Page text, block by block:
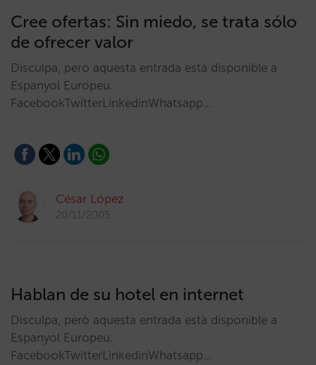
Cree ofertas: Sin miedo, se trata sólo
de ofrecer valor
Disculpa, però aquesta entrada està disponible a
Espanyol Europeu.
FacebookTwitterLinkedinWhatsapp…
César López
20/11/2005
Hablan de su hotel en internet
Disculpa, però aquesta entrada està disponible a
Espanyol Europeu.
FacebookTwitterLinkedinWhatsapp…